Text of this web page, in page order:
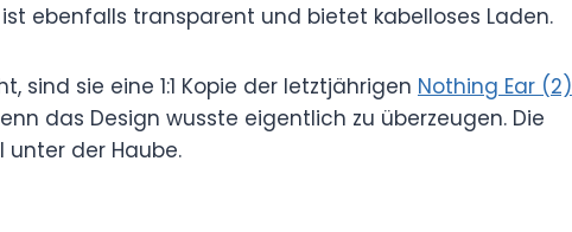
ebenfalls transparent und bietet kabelloses Laden.
sind sie eine 1:1 Kopie der letztjährigen Nothing Ear (2)
das Design wusste eigentlich zu überzeugen. Die
der Haube.